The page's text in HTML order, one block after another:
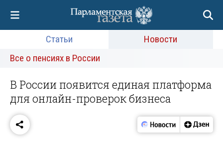
Статьи
Новости
Все о пенсиях в России
В России появится единая платформа
для онлайн-проверок бизнеса